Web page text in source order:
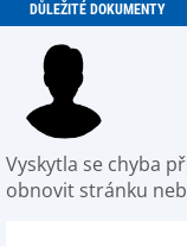
DŮLEŽITÉ DOKUMENTY
Vyskytla se chyba
obnovit stránku